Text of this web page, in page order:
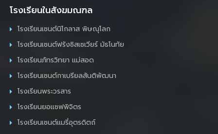
โรงเรียนในสังฆมณฑล
โรงเรียนเซนต์นิโกลาส พิษณุโลก
โรงเรียนเซนต์ฟรังซิสเซเวียร์ มัธโนทัย
โรงเรียนภัทรวิทยา แม่สอด
โรงเรียนเซนต์กาเบรียลสันติพัฒนา
โรงเรียนพระวรสาร
โรงเรียนยอแซฟพิจิตร
โรงเรียนเซนต์แมรี่อุตรดิตถ์